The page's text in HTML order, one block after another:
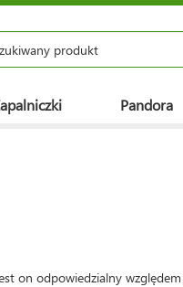
Pandora
on odpowiedzialny